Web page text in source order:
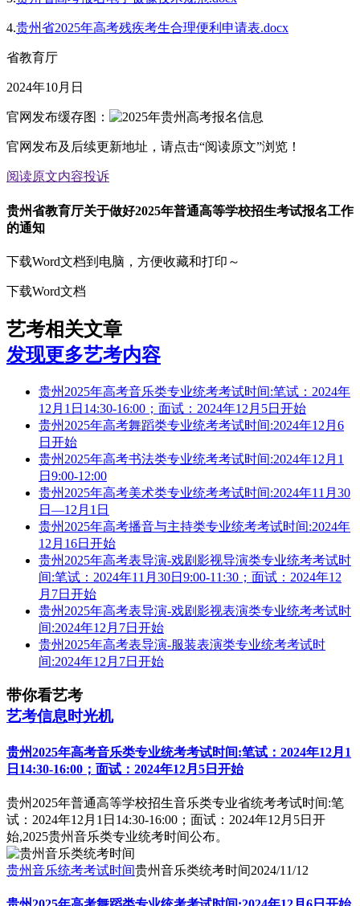
4.贵州省2025年高考残疾考生合理便利申请表.docx
省教育厅
2024年10月日
官网发布缓存图：
官网发布及后续更新地址，请点击“阅读原文”浏览！
阅读原文内容投诉
贵州省教育厅关于做好2025年普通高等学校招生考试报名工作
的通知
下载Word文档到电脑，方便收藏和打印～
下载Word文档
艺考相关文章
发现更多艺考内容
贵州2025年高考音乐类专业统考考试时间:笔试：2024年
12月1日14:30-16:00；面试：2024年12月5日开始
贵州2025年高考舞蹈类专业统考考试时间:2024年12月6
日开始
贵州2025年高考书法类专业统考考试时间:2024年12月1
日9:00-12:00
贵州2025年高考美术类专业统考考试时间:2024年11月30
日—12月1日
贵州2025年高考播音与主持类专业统考考试时间:2024年
12月16日开始
贵州2025年高考表导演-戏剧影视导演类专业统考考试时
间:笔试：2024年11月30日9:00-11:30；面试：2024年12
月7日开始
贵州2025年高考表导演-戏剧影视表演类专业统考考试时
间:2024年12月7日开始
贵州2025年高考表导演-服装表演类专业统考考试时
间:2024年12月7日开始
带你看艺考
艺考信息时光机
贵州2025年高考音乐类专业统考考试时间:笔试：2024年12月1
日14:30-16:00；面试：2024年12月5日开始
贵州2025年普通高等学校招生音乐类专业省统考考试时间:笔
试：2024年12月1日14:30-16:00；面试：2024年12月5日开
始,2025贵州音乐类专业统考时间公布。
贵州音乐统考考试时间贵州音乐类统考时间2024/11/12